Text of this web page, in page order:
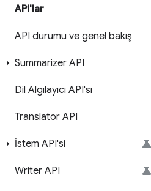
API'lar
API durumu ve genel bakış
Summarizer API
Dil Algılayıcı API'sı
Translator API
İstem API'si
Writer API